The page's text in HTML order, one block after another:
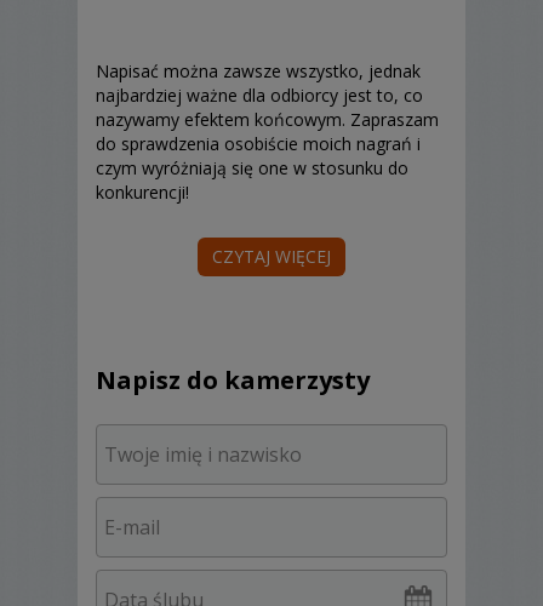
Napisać można zawsze wszystko, jednak
najbardziej ważne dla odbiorcy jest to, co
nazywamy efektem końcowym. Zapraszam
do sprawdzenia osobiście moich nagrań i
czym wyróżniają się one w stosunku do
konkurencji!
Oferuję usługę filmowania wszelkich imprez,
i nośników.
W wideofilmowaniu specjalizuję się w
uroczystościach ślubno - weselnych.
W ofercie mam filmy w standardowej
jakości oraz w HD, nagrywane na płyty Blu-
Efektem mojej pracy jest film - dużo więcej
niż reportaż!
CZYTAJ WIĘCEJ
Napisz do kamerzysty